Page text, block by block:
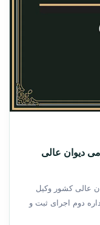
۸۴۵ هیأت عمومی دیوان عالی
عمومی دیوان عالی کشور وکیل
دوم اجرای ثبت و